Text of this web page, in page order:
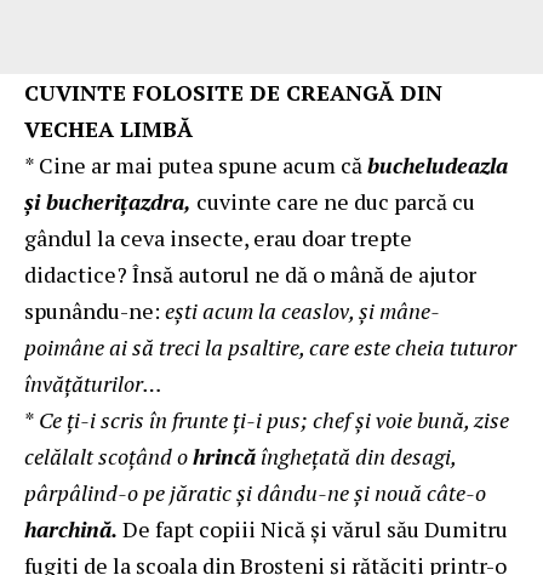
CUVINTE FOLOSITE DE CREANGĂ DIN
VECHEA LIMBĂ
* Cine ar mai putea spune acum că bucheludeazla
şi bucheriţazdra, cuvinte care ne duc parcă cu
gândul la ceva insecte, erau doar trepte
didactice? Însă autorul ne dă o mână de ajutor
spunându-ne: eşti acum la ceaslov, şi mâne-
poimâne ai să treci la psaltire, care este cheia tuturor
învăţăturilor…
* Ce ţi-i scris în frunte ţi-i pus; chef şi voie bună, zise
celălalt scoţând ohrincă îngheţată din desagi,
pârpâlind-o pe jăratic şi dându-ne şi nouă câte-o
harchină. De fapt copiii Nică și vărul său Dumitru
fugiți de la școala din Broșteni și rătăciți printr-o